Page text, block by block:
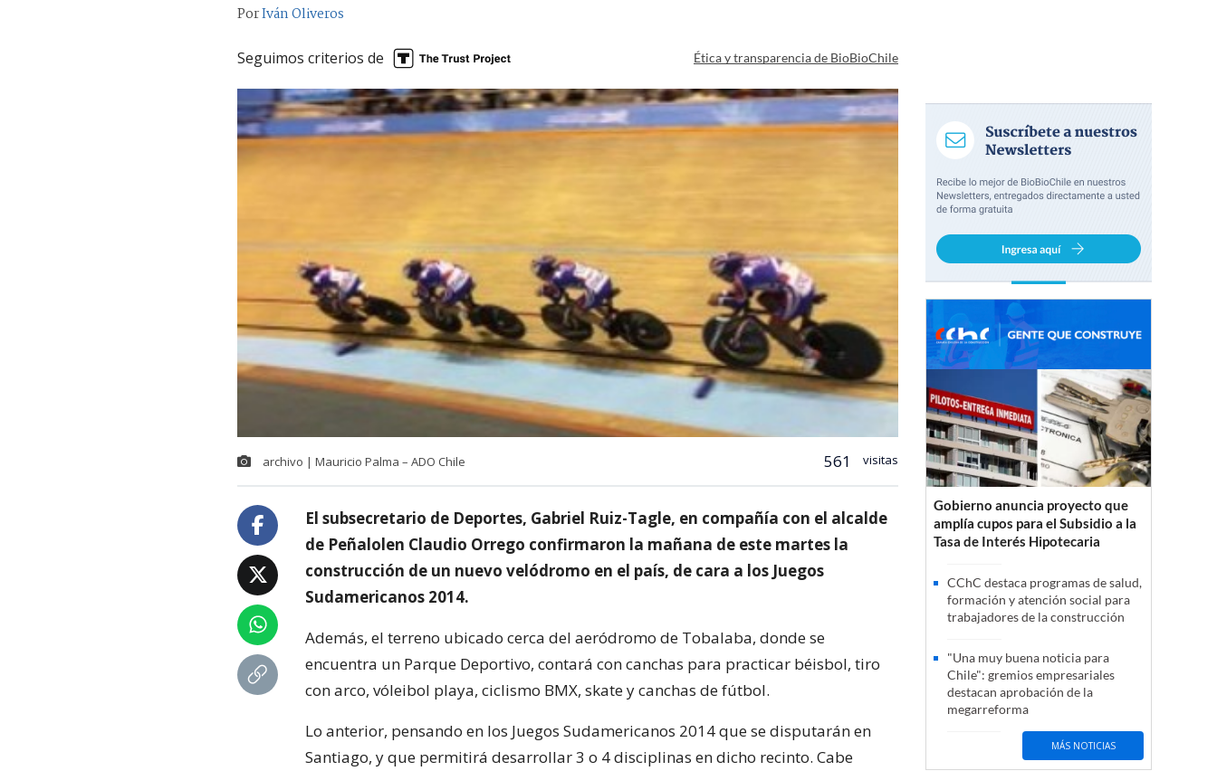
PorIván Oliveros
Seguimos criterios de Ética y transparencia de BioBioChile
archivo | Mauricio Palma – ADO Chile 561 visitas
El subsecretario de Deportes, Gabriel Ruiz-Tagle, en compañía con el alcalde
de Peñalolen Claudio Orrego confirmaron la mañana de este martes la
construcción de un nuevo velódromo en el país, de cara a los Juegos
Sudamericanos 2014.
Además, el terreno ubicado cerca del aeródromo de Tobalaba, donde se
encuentra un Parque Deportivo, contará con canchas para practicar béisbol, tiro
con arco, vóleibol playa, ciclismo BMX, skate y canchas de fútbol.
Lo anterior, pensando en los Juegos Sudamericanos 2014 que se disputarán en
Santiago, y que permitirá desarrollar 3 o 4 disciplinas en dicho recinto. Cabe
Gobierno anuncia proyecto que
amplía cupos para el Subsidio a la
Tasa de Interés Hipotecaria
CChC destaca programas de salud,
formación y atención social para
trabajadores de la construcción
"Una muy buena noticia para
Chile": gremios empresariales
destacan aprobación de la
megarreforma
MÁS NOTICIAS